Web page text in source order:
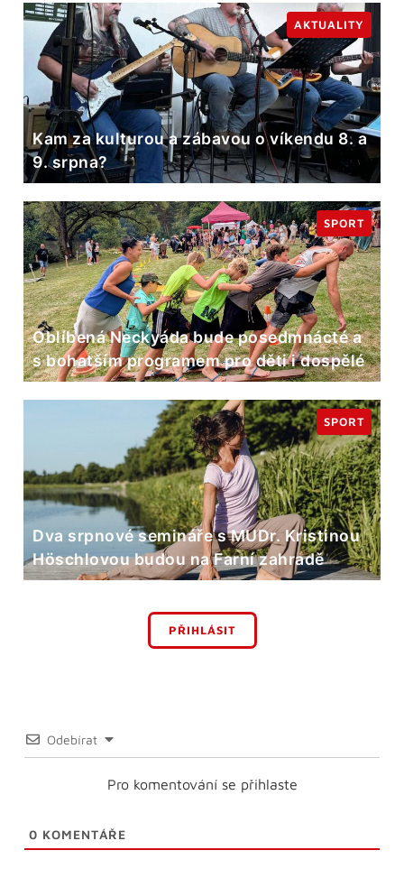
Kam za kulturou a zábavou o víkendu 8. a
9. srpna?
AKTUALITY
Oblíbená Neckyáda bude posedmnácté a
s bohatším programem pro děti i dospělé
SPORT
Dva srpnové semináře s MUDr. Kristinou
Höschlovou budou na Farní zahradě
SPORT
PŘIHLÁSIT
Odebírat
Pro komentování se přihlaste
0 KOMENTÁŘE